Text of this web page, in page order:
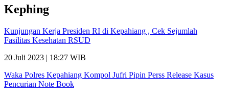
Kephing
Kunjungan Kerja Presiden RI di Kepahiang , Cek Sejumlah
Fasilitas Kesehatan RSUD
20 Juli 2023 | 18:27 WIB
Waka Polres Kepahiang Kompol Jufri Pipin Perss Release Kasus
Pencurian Note Book